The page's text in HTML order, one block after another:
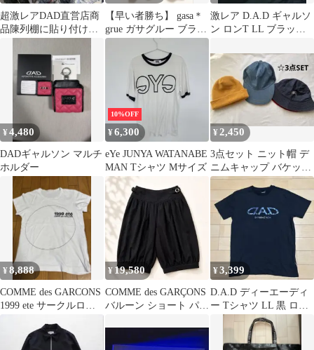
超激レアDAD直営店商
品陳列棚に貼り付けて
封②
【早い者勝ち】 gasa＊
grue ガサグルー ブラッ
ク カットソー タン
激レア D.A.D ギャルソ
ン ロンT LL ブラック×
ント バックロゴ デカロ
ゴ ストリート 車好き
GARSON 激レア 大き
いサイズ 長袖Tシャツ
¥4,480
DADギャルソン マルチ
ホルダー
10%OFF
¥6,300
eYe JUNYA WATANABE
MAN Tシャツ Mサイズ
¥ 2,450
3点セット ニット帽 デ
ニムキャップ バケット
ハット ミスマッチ
ステュディオス
¥8,888
COMME des GARCONS
1999 ete サークルロゴT
¥ 19,580
COMME des GARÇONS
バルーン ショート パン
¥3,399
D.A.D ディーエーディ
ー Tシャツ LL 黒 ロゴ
パイソン柄 ギャルソン